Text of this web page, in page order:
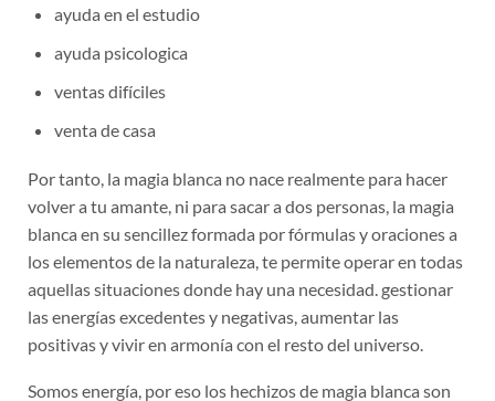
ayuda en el estudio
ayuda psicologica
ventas difíciles
venta de casa
Por tanto, la magia blanca no nace realmente para hacer
volver a tu amante, ni para sacar a dos personas, la magia
blanca en su sencillez formada por fórmulas y oraciones a
los elementos de la naturaleza, te permite operar en todas
aquellas situaciones donde hay una necesidad. gestionar
las energías excedentes y negativas, aumentar las
positivas y vivir en armonía con el resto del universo.
Somos energía, por eso los hechizos de magia blanca son